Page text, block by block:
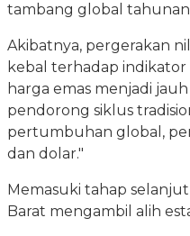
tambang global
Akibatnya, pergerakan
kebal terhadap indikator
harga emas menjadi
pendorong siklus
pertumbuhan global,
dan dolar."
Memasuki tahap
Barat mengambil alih